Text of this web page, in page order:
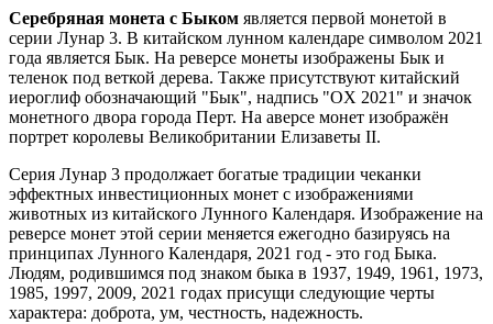
Серебряная монета с Быком является первой монетой в
серии Лунар 3. В китайском лунном календаре символом 2021
года является Бык. На реверсе монеты изображены Бык и
теленок под веткой дерева. Также присутствуют китайский
иероглиф обозначающий "Бык", надпись "OX 2021" и значок
монетного двора города Перт. На аверсе монет изображён
портрет королевы Великобритании Елизаветы II.
Серия Лунар 3 продолжает богатые традиции чеканки
эффектных инвестиционных монет с изображениями
животных из китайского Лунного Календаря. Изображение на
реверсе монет этой серии меняется ежегодно базируясь на
принципах Лунного Календаря, 2021 год - это год Быка.
Людям, родившимся под знаком быка в 1937, 1949, 1961, 1973,
1985, 1997, 2009, 2021 годах присущи следующие черты
характера: доброта, ум, честность, надежность.